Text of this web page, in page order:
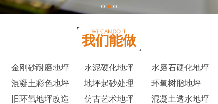
我们能做
金刚砂耐磨地坪 水泥硬化地坪
水磨石硬化地坪
混凝土彩色地坪
地坪起砂处理
环氧树脂地坪
旧环氧地坪改造
仿古艺术地坪 混凝土透水地坪